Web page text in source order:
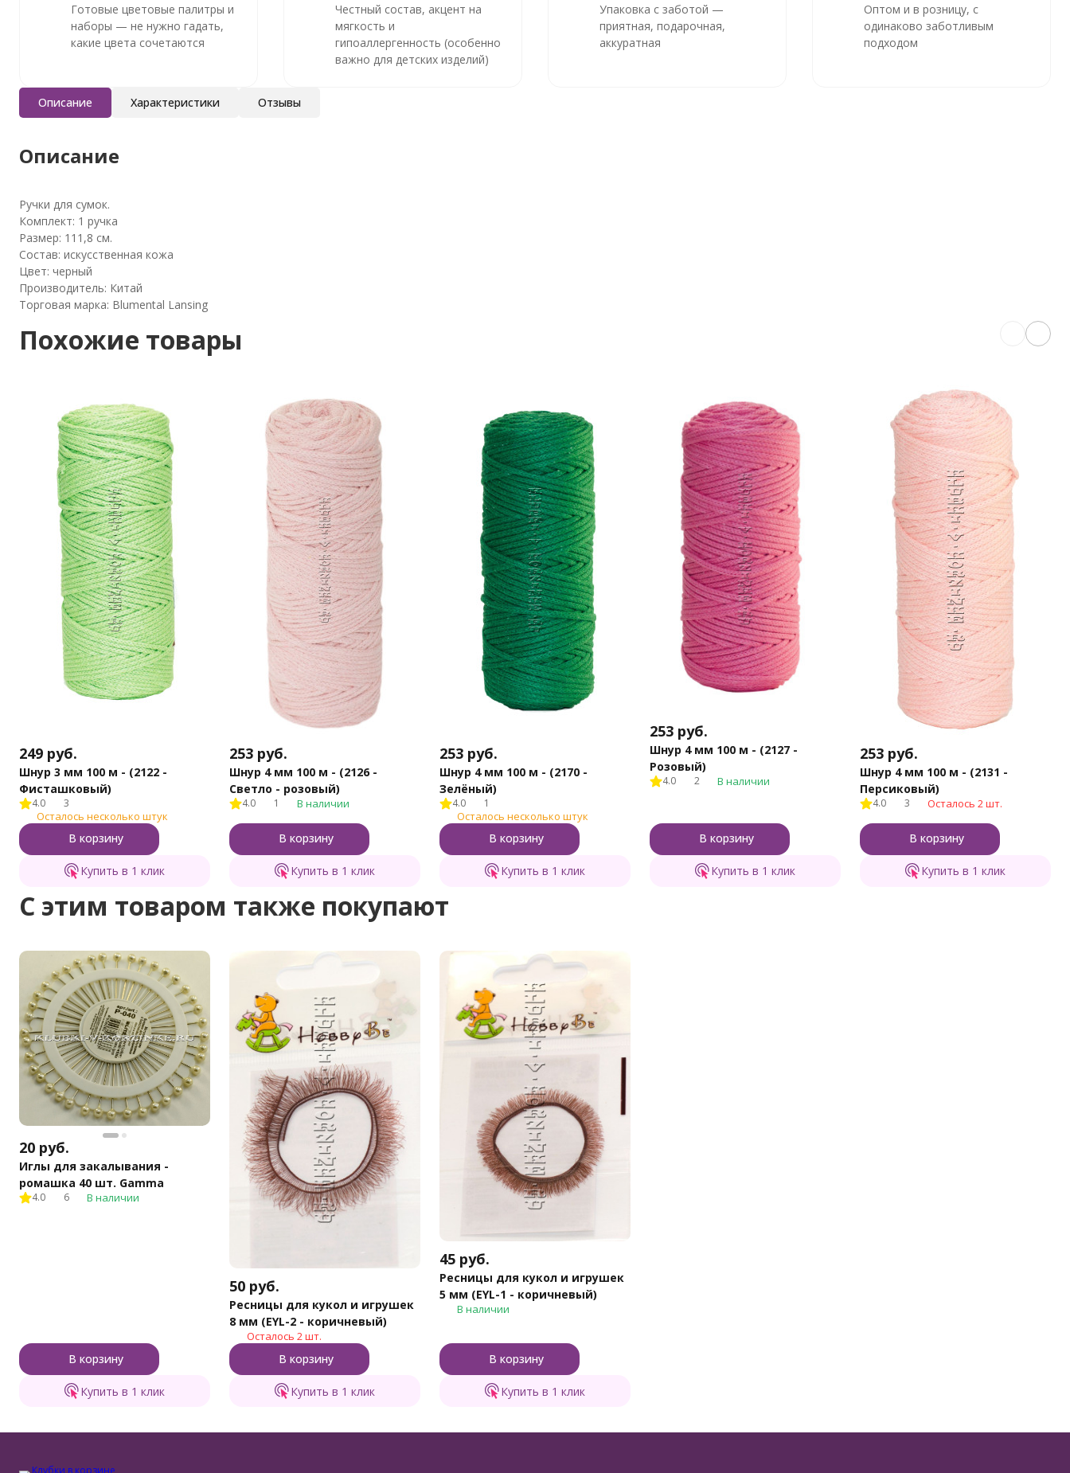
Готовые цветовые палитры и
наборы — не нужно гадать,
какие цвета сочетаются
Честный состав, акцент на
мягкость и
гипоаллергенность (особенно
важно для детских изделий)
Упаковка с заботой —
приятная, подарочная,
аккуратная
Оптом и в розницу, с
одинаково заботливым
подходом
Описание Характеристики Отзывы
Описание
Ручки для сумок.
Комплект: 1 ручка
Размер: 111,8 см.
Состав: искусственная кожа
Цвет: черный
Производитель: Китай
Торговая марка: Blumental Lansing
Похожие товары
249 руб.
Шнур 3 мм 100 м - (2122 -
Фисташковый)
4.0 3
Осталось несколько штук
В корзину
Купить в 1 клик
253 руб.
Шнур 4 мм 100 м - (2126 -
Светло - розовый)
4.0 1 В наличии
В корзину
Купить в 1 клик
253 руб.
Шнур 4 мм 100 м - (2170 -
Зелёный)
4.0 1
Осталось несколько штук
В корзину
Купить в 1 клик
253 руб.
Шнур 4 мм 100 м - (2127 -
Розовый)
4.0 2 В наличии
В корзину
Купить в 1 клик
253 руб.
Шнур 4 мм 100 м - (2131 -
Персиковый)
4.0 3 Осталось 2 шт.
В корзину
Купить в 1 клик
C этим товаром также покупают
20 руб.
Иглы для закалывания -
ромашка 40 шт. Gamma
4.0 6 В наличии
В корзину
Купить в 1 клик
50 руб.
Ресницы для кукол и игрушек
8 мм (EYL-2 - коричневый)
Осталось 2 шт.
В корзину
Купить в 1 клик
45 руб.
Ресницы для кукол и игрушек
5 мм (EYL-1 - коричневый)
В наличии
В корзину
Купить в 1 клик